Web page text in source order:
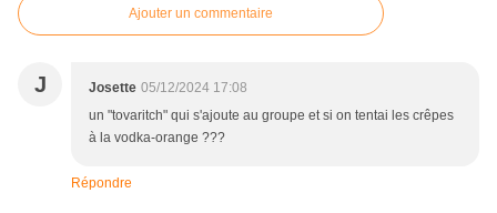
Ajouter un commentaire
J Josette 05/12/2024 17:08
un "tovaritch" qui s'ajoute au groupe et si on tentai les crêpes
à la vodka-orange ???
Répondre